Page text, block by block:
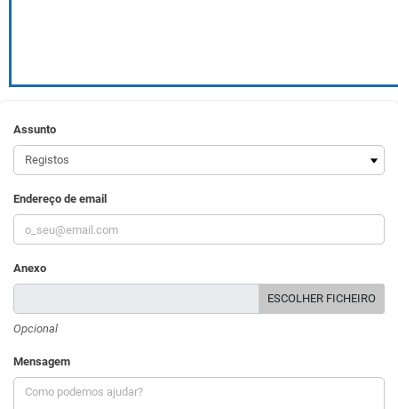
Assunto
Endereço de email
Anexo
ESCOLHER FICHEIRO
Opcional
Mensagem